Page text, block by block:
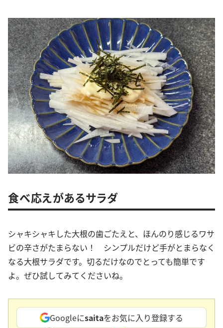
食べ応えがあるサラダ
シャキシャキした大根の歯ごたえと、ほんのり感じるワサ
ビの辛さがたまらない！ シンプルだけど手がとまらなく
なる大根サラダです。切るだけなのでとっても簡単です
よ。ぜひ試してみてくださいね。
Googleにsaitaをお気に入り登録する